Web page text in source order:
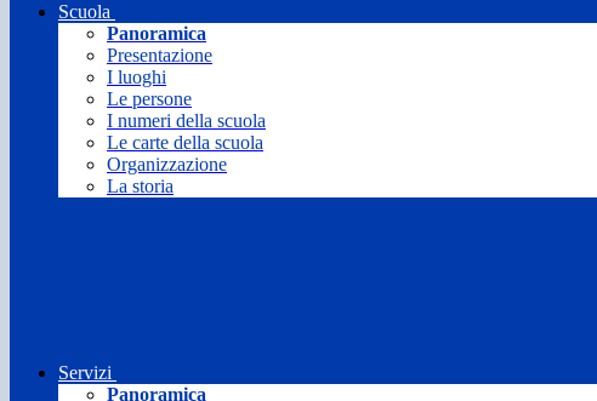
Scuola
Panoramica
Presentazione
I luoghi
Le persone
I numeri della scuola
Le carte della scuola
Organizzazione
La storia
Servizi
Panoramica